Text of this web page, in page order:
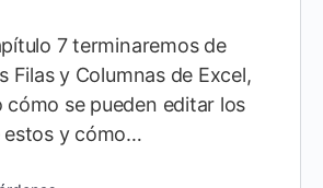
7 terminaremos de
Filas y Columnas de Excel,
cómo se pueden editar los
y cómo…